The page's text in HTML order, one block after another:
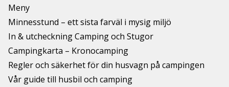
Meny
Minnesstund – ett sista farväl i mysig miljö
In & utcheckning Camping och Stugor
Campingkarta – Kronocamping
Regler och säkerhet för din husvagn på campingen
Vår guide till husbil och camping